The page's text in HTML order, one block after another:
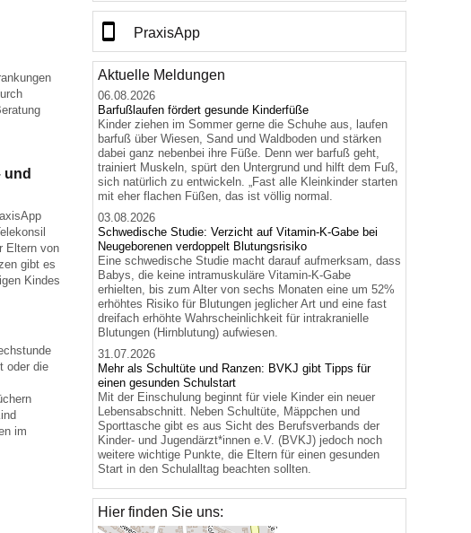
und
Eltern von
gibt es
Kindes
oder die
im
PraxisApp
Aktuelle Meldungen
06.08.2026
Barfußlaufen fördert gesunde Kinderfüße
Kinder ziehen im Sommer gerne die Schuhe aus, laufen
barfuß über Wiesen, Sand und Waldboden und stärken
dabei ganz nebenbei ihre Füße. Denn wer barfuß geht,
trainiert Muskeln, spürt den Untergrund und hilft dem Fuß,
sich natürlich zu entwickeln. „Fast alle Kleinkinder starten
mit eher flachen Füßen, das ist völlig normal.
03.08.2026
Schwedische Studie: Verzicht auf Vitamin-K-Gabe bei
Neugeborenen verdoppelt Blutungsrisiko
Eine schwedische Studie macht darauf aufmerksam, dass
Babys, die keine intramuskuläre Vitamin-K-Gabe
erhielten, bis zum Alter von sechs Monaten eine um 52%
erhöhtes Risiko für Blutungen jeglicher Art und eine fast
dreifach erhöhte Wahrscheinlichkeit für intrakranielle
Blutungen (Hirnblutung) aufwiesen.
31.07.2026
Mehr als Schultüte und Ranzen: BVKJ gibt Tipps für
einen gesunden Schulstart
Mit der Einschulung beginnt für viele Kinder ein neuer
Lebensabschnitt. Neben Schultüte, Mäppchen und
Sporttasche gibt es aus Sicht des Berufsverbands der
Kinder- und Jugendärzt*innen e.V. (BVKJ) jedoch noch
weitere wichtige Punkte, die Eltern für einen gesunden
Start in den Schulalltag beachten sollten.
Hier finden Sie uns: